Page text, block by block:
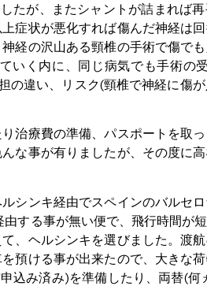
たが、またシャントが詰まれば
症状が悪化すれば傷んだ神経は
経の沢山ある頸椎の手術で傷で
いく内に、同じ病気でも手術の
の違い、リスク(頸椎で神経に傷
治療費の準備、パスポートを取
な事が有りましたが、その度に
シンキ経由でスペインのバルセ
する事が無い便で、飛行時間が
、ヘルシンキを選びました。渡
預ける事が出来たので、大きな
込み済み)を準備したり、両替(何